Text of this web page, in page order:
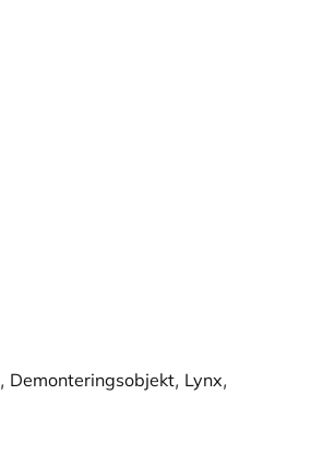
, Demonteringsobjekt, Lynx,